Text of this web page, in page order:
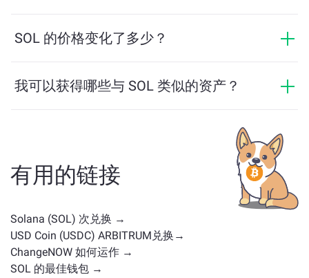
SOL，反之亦然。此外，ChangeNOW 还支持多链桥功
SOL 的价格变化了多少？
我可以获得哪些与 SOL 类似的资产？
用代币、治理币或其他类型。常见的替代方案包括具有
类似用途或市场定位的其他加密货币。请查看主交换页
面
上所有可供兑换的资产。
有用的链接
Solana (SOL) 次兑换 →
USD Coin (USDC) ARBITRUM兑换→
ChangeNOW 如何运作 →
SOL 的最佳钱包 →